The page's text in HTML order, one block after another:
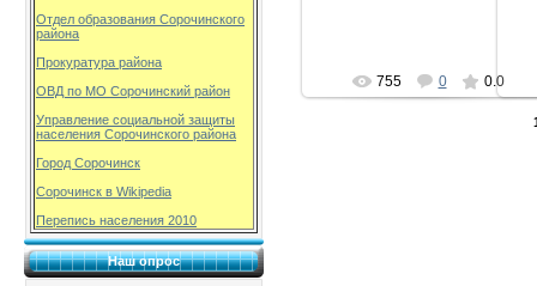
Отдел образования Сорочинского
района
Прокуратура района
ОВД по МО Сорочинский район
Управление социальной защиты
населения Сорочинского района
Город Сорочинск
Сорочинск в Wikipedia
Перепись населения 2010
Наш опрос
755 0 0.0